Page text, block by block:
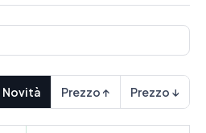
Novità Prezzo ↑ Prezzo ↓